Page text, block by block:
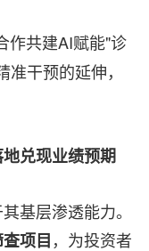
作共建AI赋能"诊
干预的延伸，
兑现业绩预期
基层渗透能力。
项目，为投资者